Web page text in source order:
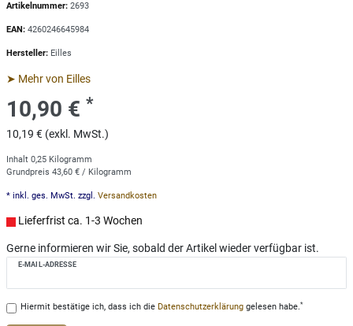
Artikelnummer: 2693
EAN: 4260246645984
Hersteller: Eilles
➤ Mehr von Eilles
10,90 € *
10,19 € (exkl. MwSt.)
Inhalt 0,25 Kilogramm
Grundpreis 43,60 € / Kilogramm
* inkl. ges. MwSt. zzgl. Versandkosten
Lieferfrist ca. 1-3 Wochen
Gerne informieren wir Sie, sobald der Artikel wieder verfügbar ist.
E-MAIL-ADRESSE
Hiermit bestätige ich, dass ich die Daten­schutz­erklärunggelesen habe.*